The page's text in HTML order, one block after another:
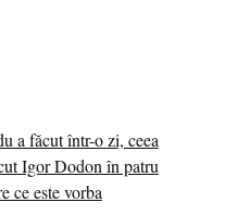
a făcut într-o zi, ceea
Igor Dodon în patru
ce este vorba